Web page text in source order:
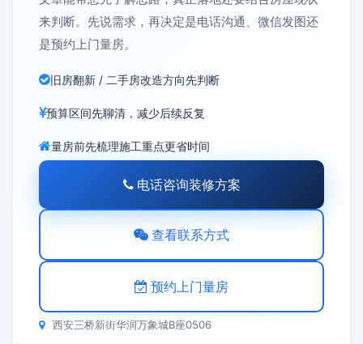
来判断。先说需求，再决定是电话沟通、微信发图还
是预约上门量房。
旧房翻新 / 二手房改造方向先判断
预算区间先聊清，减少后续反复
量房前先梳理施工重点更省时间
电话咨询装修方案
查看联系方式
预约上门量房
西安三桥新街华润万象城B座0506